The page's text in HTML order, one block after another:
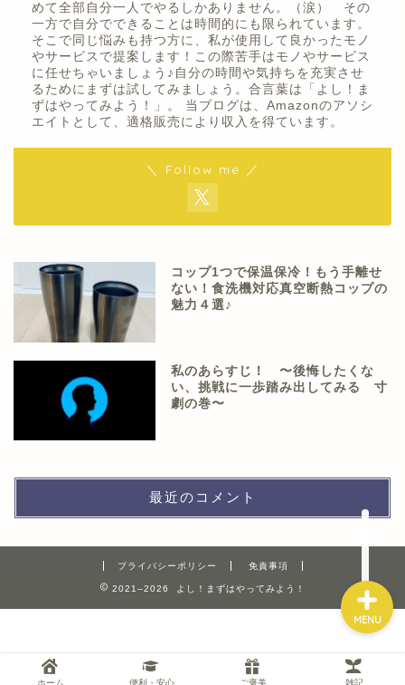
めて全部自分一人でやるしかありません。（涙） その
一方で自分でできることは時間的にも限られています。
そこで同じ悩みも持つ方に、私が使用して良かったモノ
やサービスで提案します！この際苦手はモノやサービス
に任せちゃいましょう♪自分の時間や気持ちを充実させ
るためにまずは試してみましょう。合言葉は「よし！ま
ずはやってみよう！」。 当ブログは、Amazonのアソシ
エイトとして、適格販売により収入を得ています。
＼ Follow me ／
コップ1つで保温保冷！もう手離せ
ない！食洗機対応真空断熱コップの
魅力４選♪
私のあらすじ！ 〜後悔したくな
い、挑戦に一歩踏み出してみる 寸
劇の巻〜
最近のコメント
プライバシーポリシー 免責事項
2021–2026 よし！まずはやってみよう！
ホーム 便利・安心 ご褒美 雑記
MENU
ホーム
便利安心ガジェット
雑記